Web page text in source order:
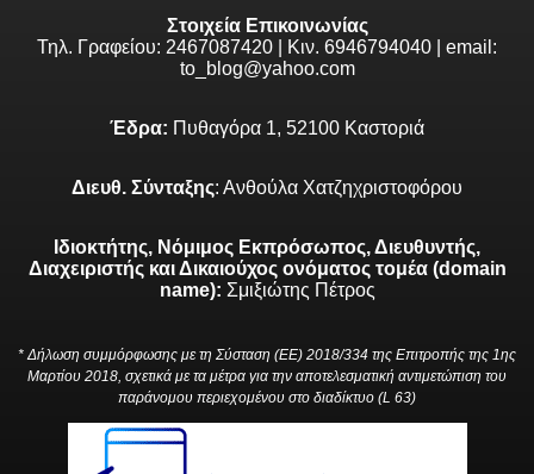
Στοιχεία Επικοινωνίας
Τηλ. Γραφείου: 2467087420 | Κιν. 6946794040 | email:
to_blog@yahoo.com
Έδρα: Πυθαγόρα 1, 52100 Καστοριά
Διευθ. Σύνταξης: Ανθούλα Χατζηχριστοφόρου
Ιδιοκτήτης, Νόμιμος Εκπρόσωπος, Διευθυντής,
Διαχειριστής και Δικαιούχος ονόματος τομέα (domain
name): Σμιξιώτης Πέτρος
* Δήλωση συμμόρφωσης με τη Σύσταση (ΕΕ) 2018/334 της Επιτροπής της 1ης
Μαρτίου 2018, σχετικά με τα μέτρα για την αποτελεσματική αντιμετώπιση του
παράνομου περιεχομένου στο διαδίκτυο (L 63)